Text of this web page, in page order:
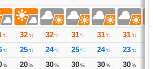
℃
℃
%
32 ℃
25 ℃
20 %
32 ℃
24 ℃
30 %
31 ℃
25 ℃
30 %
31 ℃
24 ℃
30 %
31 ℃
23 ℃
30 %